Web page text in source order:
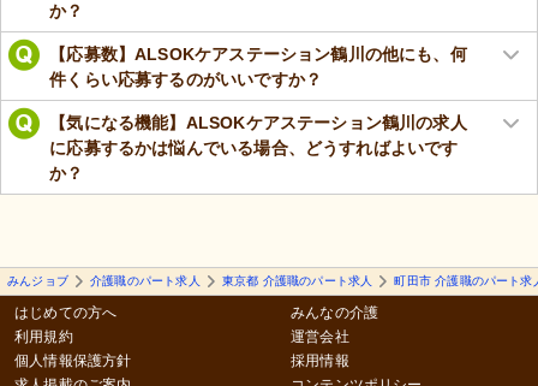
か？
【応募数】ALSOKケアステーション鶴川の他にも、何
件くらい応募するのがいいですか？
【気になる機能】ALSOKケアステーション鶴川の求人
に応募するかは悩んでいる場合、どうすればよいです
か？
みんジョブ 介護職のパート求人 東京都 介護職のパート求人 町田市 介護職のパート求
はじめての方へ
利用規約
個人情報保護方針
みんなの介護
運営会社
採用情報